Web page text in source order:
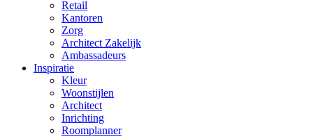
Retail
Kantoren
Zorg
Architect Zakelijk
Ambassadeurs
Inspiratie
Kleur
Woonstijlen
Architect
Inrichting
Roomplanner